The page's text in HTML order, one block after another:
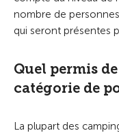
nombre de
qui seront présentes
Quel permis
catégorie de
La plupart des